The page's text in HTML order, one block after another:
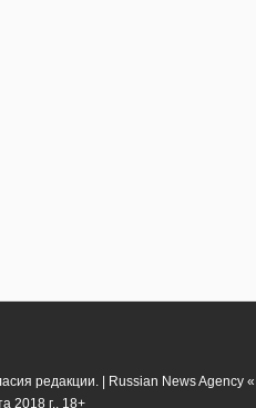
редакции. | Russian News
2018 г.. 18+